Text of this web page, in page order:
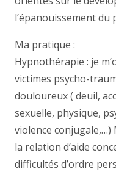
l’épanouissement du
Ma pratique :
Hypnothérapie : je
victimes psycho-
douloureux ( deuil,
sexuelle, physique,
violence
la relation d’aide
difficultés d’ordre